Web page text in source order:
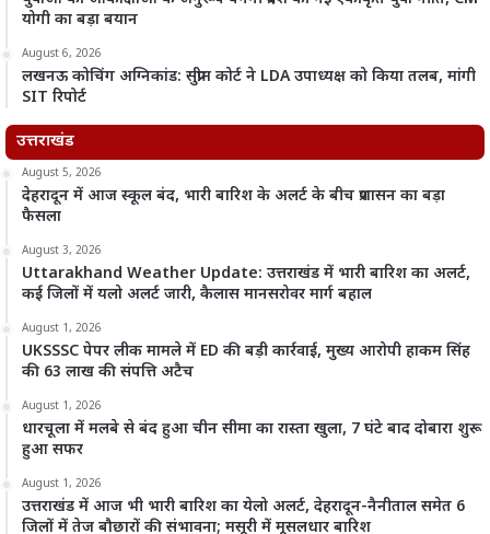
योगी का बड़ा बयान
August 6, 2026
लखनऊ कोचिंग अग्निकांड: सुप्रीम कोर्ट ने LDA उपाध्यक्ष को किया तलब, मांगी
SIT रिपोर्ट
उत्तराखंड
August 5, 2026
देहरादून में आज स्कूल बंद, भारी बारिश के अलर्ट के बीच प्रशासन का बड़ा
फैसला
August 3, 2026
Uttarakhand Weather Update: उत्तराखंड में भारी बारिश का अलर्ट,
कई जिलों में यलो अलर्ट जारी, कैलास मानसरोवर मार्ग बहाल
August 1, 2026
UKSSSC पेपर लीक मामले में ED की बड़ी कार्रवाई, मुख्य आरोपी हाकम सिंह
की 63 लाख की संपत्ति अटैच
August 1, 2026
धारचूला में मलबे से बंद हुआ चीन सीमा का रास्ता खुला, 7 घंटे बाद दोबारा शुरू
हुआ सफर
August 1, 2026
उत्तराखंड में आज भी भारी बारिश का येलो अलर्ट, देहरादून-नैनीताल समेत 6
जिलों में तेज बौछारों की संभावना; मसूरी में मूसलधार बारिश